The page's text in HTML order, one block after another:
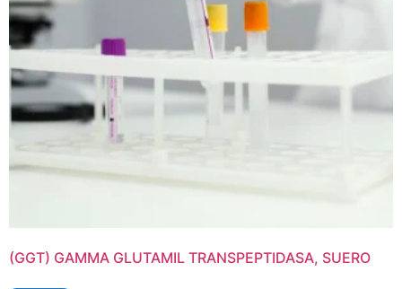
(GGT) GAMMA GLUTAMIL TRANSPEPTIDASA, SUERO